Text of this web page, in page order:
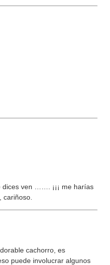
dices ven ……. ¡¡¡ me harías
cariñoso.
cachorro, es
puede involucrar algunos